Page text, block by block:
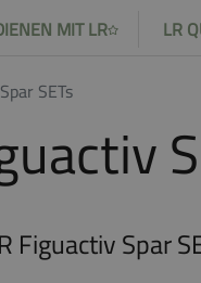
MIT LR
LR
SETs
Figuactiv Spar